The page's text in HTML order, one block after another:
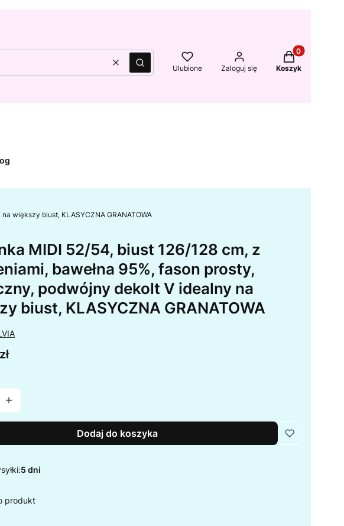
WyczyśćSzukaj Ulubione Zaloguj się
Produkty w
Koszyk
większy biust, KLASYCZNA GRANATOWA
MIDI 52/54, biust 126/128 cm, z
bawełna 95%, fason prosty,
podwójny dekolt V idealny na
biust, KLASYCZNA GRANATOWA
Dodaj do koszyka
5 dni
produkt